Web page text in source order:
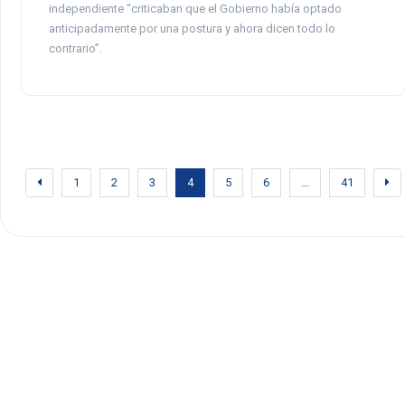
independiente “criticaban que el Gobierno había optado
anticipadamente por una postura y ahora dicen todo lo
contrario”.
1 2 3 4 5 6 41